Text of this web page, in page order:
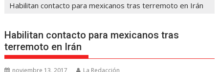
Habilitan contacto para mexicanos tras terremoto en Irán
Habilitan contacto para mexicanos tras
terremoto en Irán
noviembre 13, 2017 La Redacción